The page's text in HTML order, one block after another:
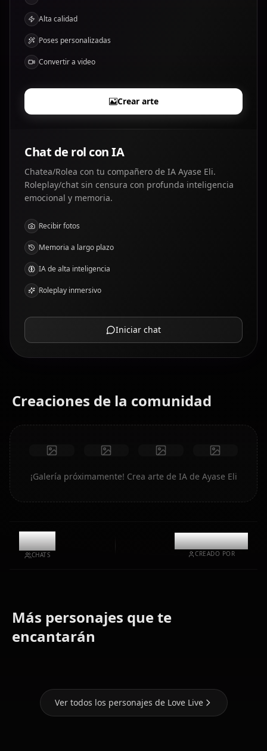
Alta calidad
Poses personalizadas
Convertir a video
Crear arte
Chat de rol con IA
Chatea/Rolea con tu compañero de IA Ayase Eli.
Roleplay/chat sin censura con profunda inteligencia
emocional y memoria.
Recibir fotos
Memoria a largo plazo
IA de alta inteligencia
Roleplay inmersivo
Iniciar chat
Creaciones de la comunidad
¡Galería próximamente! Crea arte de IA de Ayase Eli
10.3k
CHATS
@kinayymon
CREADO POR
Más personajes que te
encantarán
Nishikino
Ver todos los personajes de Love Live